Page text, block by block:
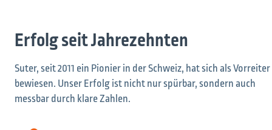
Erfolg seit Jahrezehnten
Suter, seit 2011 ein Pionier in der Schweiz, hat sich als Vorreiter
bewiesen. Unser Erfolg ist nicht nur spürbar, sondern auch
messbar durch klare Zahlen.